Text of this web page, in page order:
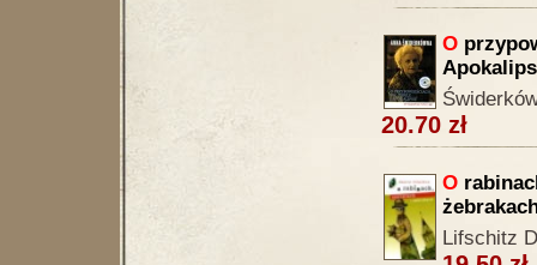
O
20.70 zł
O
Lifschitz